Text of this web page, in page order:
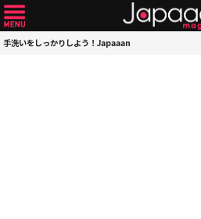
手洗いをしっかりしよう！Japaaan